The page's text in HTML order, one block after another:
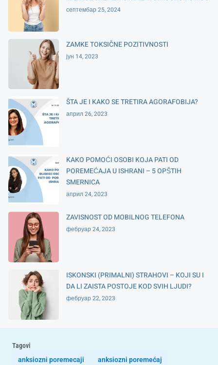
септембар 25, 2024
ZAMKE TOKSIČNE POZITIVNOSTI
јун 14, 2023
ŠTA JE I KAKO SE TRETIRA AGORAFOBIJA?
април 26, 2023
KAKO POMOĆI OSOBI KOJA PATI OD
POREMEĆAJA U ISHRANI – 5 OPŠTIH
SMERNICA
април 24, 2023
ZAVISNOST OD MOBILNOG TELEFONA
фебруар 24, 2023
ISKONSKI (PRIMALNI) STRAHOVI – KOJI SU I
DA LI ZAISTA POSTOJE KOD SVIH LJUDI?
фебруар 22, 2023
Tagovi
anksiozni poremecaji
anksiozni poremećaj